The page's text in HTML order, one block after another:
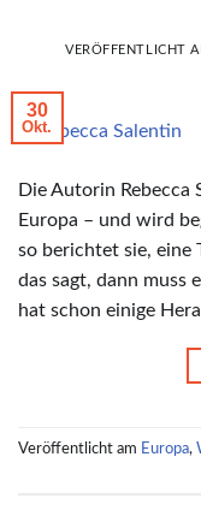
VERÖFFENTLICHT
© Rebecca Salentin
30
Okt.
Die Autorin Rebecca
Europa – und wird
so berichtet sie, eine
das sagt, dann muss
hat schon einige
Veröffentlicht am Europa,